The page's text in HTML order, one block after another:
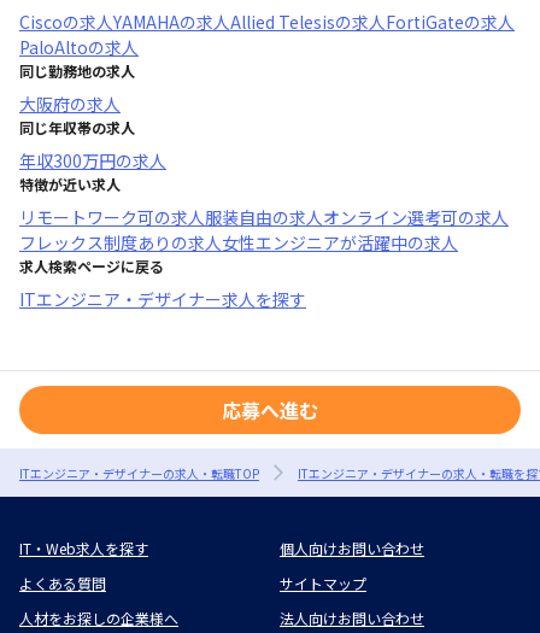
Ciscoの求人YAMAHAの求人Allied Telesisの求人FortiGateの求人
PaloAltoの求人
同じ勤務地の求人
大阪府の求人
同じ年収帯の求人
年収300万円の求人
特徴が近い求人
リモートワーク可の求人服装自由の求人オンライン選考可の求人
フレックス制度あり の求人女性エンジニアが活躍中の求人
求人検索ページに戻る
ITエンジニア・デザイナー求人を探す
応募へ進む
ITエンジニア・デザイナーの求人・転職TOP ITエンジニア・デザイナーの求人・転職を
IT・Web求人を探す
個人向けお問い合わせ
よくある質問
サイトマップ
人材をお探しの企業様へ
法人向けお問い合わせ